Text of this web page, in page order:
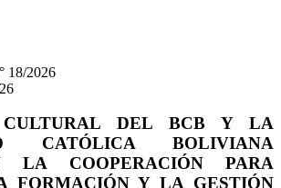
18/2026
CULTURAL DEL BCB Y LA
CATÓLICA BOLIVIANA
LA COOPERACIÓN PARA
FORMACIÓN Y LA GESTIÓN